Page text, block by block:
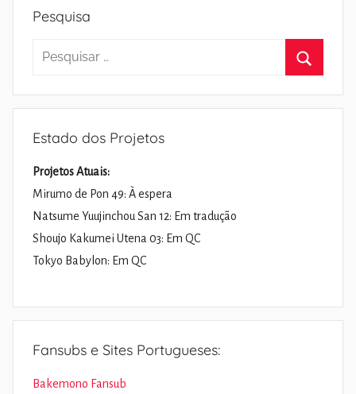
Pesquisa
Pesquisar
Estado dos Projetos
Projetos Atuais:
Mirumo de Pon 49: À espera
Natsume Yuujinchou San 12: Em tradução
Shoujo Kakumei Utena 03: Em QC
Tokyo Babylon: Em QC
Fansubs e Sites Portugueses:
Bakemono Fansub